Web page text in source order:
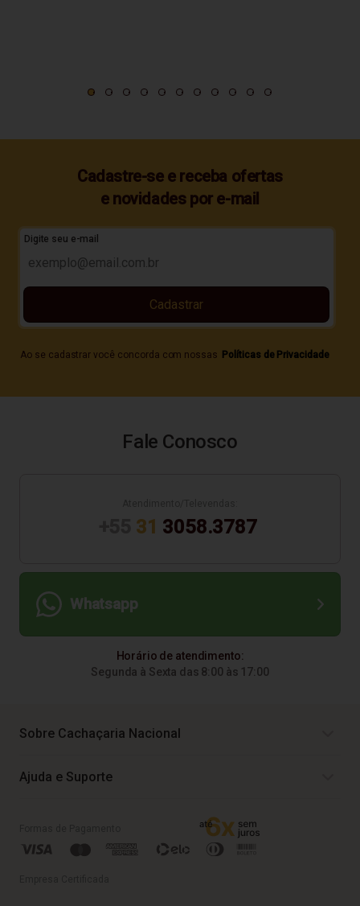
Cadastre-se e receba ofertas
e novidades por e-mail
Digite seu e-mail
Ao se cadastrar você concorda com nossas Políticas de Privacidade
Cadastrar
Fale Conosco
31 3058.3787
Whatsapp
Horário de atendimento:
Segunda à Sexta das 8:00 às 17:00
Sobre Cachaçaria Nacional
Ajuda e Suporte